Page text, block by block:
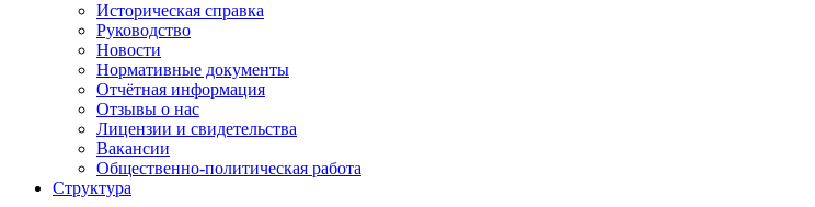
Историческая справка
Руководство
Новости
Нормативные документы
Отчётная информация
Отзывы о нас
Лицензии и свидетельства
Вакансии
Общественно-политическая работа
Структура